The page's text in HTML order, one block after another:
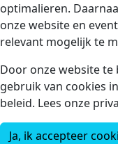
optimalieren.
onze website en
relevant mogelijk te
Door onze website
gebruik van cookies
beleid. Lees onze
Ja, ik accepteer